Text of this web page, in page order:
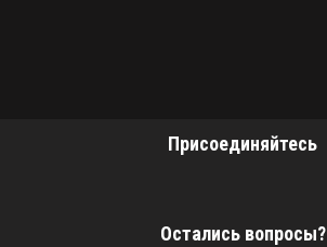
Присоединяйтесь
Остались вопросы?